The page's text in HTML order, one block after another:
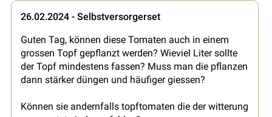
26.02.2024 - Selbstversorgerset
Guten Tag, können diese Tomaten auch in einem
grossen Topf gepflanzt werden? Wieviel Liter sollte
der Topf mindestens fassen? Muss man die pflanzen
dann stärker düngen und häufiger giessen?
Können sie andernfalls topftomaten die der witterung